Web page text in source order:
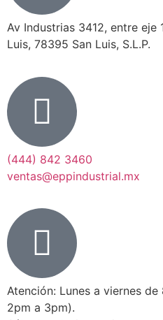
Av Industrias 3412, entre eje
Luis, 78395 San Luis, S.L.P.
(444) 842 3460
ventas@eppindustrial.mx
Atención: Lunes a viernes
2pm a 3pm).